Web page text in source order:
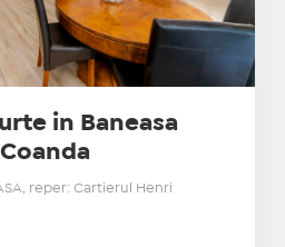
in Baneasa
reper: Cartierul Henri